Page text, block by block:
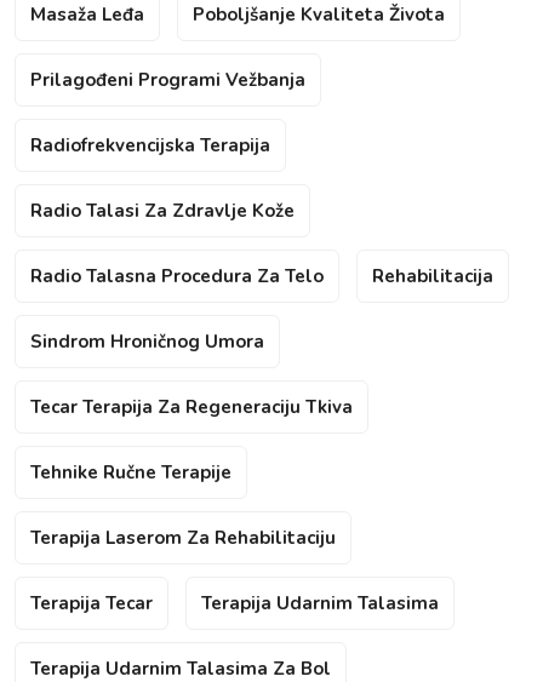
Masaža Leđa Poboljšanje Kvaliteta Života
Prilagođeni Programi Vežbanja
Radiofrekvencijska Terapija
Radio Talasi Za Zdravlje Kože
Radio Talasna Procedura Za Telo Rehabilitacija
Sindrom Hroničnog Umora
Tecar Terapija Za Regeneraciju Tkiva
Tehnike Ručne Terapije
Terapija Laserom Za Rehabilitaciju
Terapija Tecar Terapija Udarnim Talasima
Terapija Udarnim Talasima Za Bol